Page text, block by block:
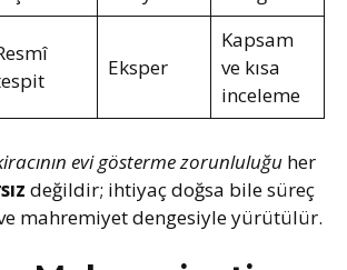
Eksper
Kapsam
ve kısa
inceleme
evi gösterme zorunluluğu her
değildir; ihtiyaç doğsa bile süreç
mahremiyet dengesiyle yürütülür.